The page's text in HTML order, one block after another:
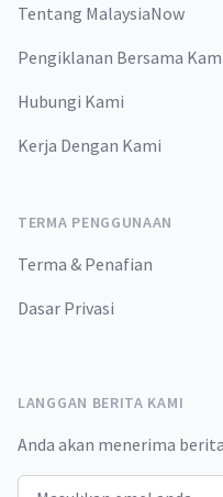
Tentang MalaysiaNow
Pengiklanan Bersama
Hubungi Kami
Kerja Dengan Kami
TERMA PENGGUNAAN
Terma & Penafian
Dasar Privasi
LANGGAN BERITA KAMI
Anda akan menerima
Email address